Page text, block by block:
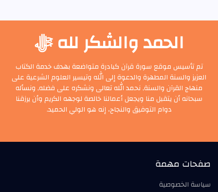
الحمد والشكر لله ﷻ
تم تأسيس موقع سورة قرآن كبادرة متواضعة بهدف خدمة الكتاب
العزيز والسنة المطهرة والدعوة إلى الله وتيسير العلوم الشرعية على
منهاج القرآن والسنة, نحمد الله تعالى ونشكره على فضله, ونسأله
سبحانه أن يتقبل منا ويجعل أعمالنا خالصة لوجهه الكريم وأن يرزقنا
دوام التوفيق والنجاح، إنه هو الولي الحميد.
صفحات مهمة
سياسة الخصوصية